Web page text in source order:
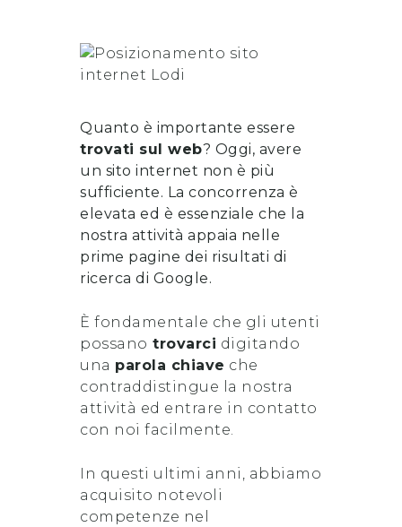
Quanto è importante essere
trovati sul web? Oggi, avere
un sito internet non è più
sufficiente. La concorrenza è
elevata ed è essenziale che la
nostra attività appaia nelle
prime pagine dei risultati di
ricerca di Google.
È fondamentale che gli utenti
possano trovarci digitando
una parola chiave che
contraddistingue la nostra
attività ed entrare in contatto
con noi facilmente.
In questi ultimi anni, abbiamo
acquisito notevoli
competenze nel